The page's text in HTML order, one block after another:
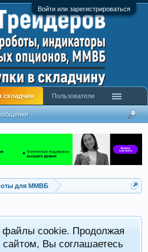
Войти или зарегистрироваться
для ММВБ
файлы cookie. Продолжая
Вы соглашаетесь
складчин Пользователи